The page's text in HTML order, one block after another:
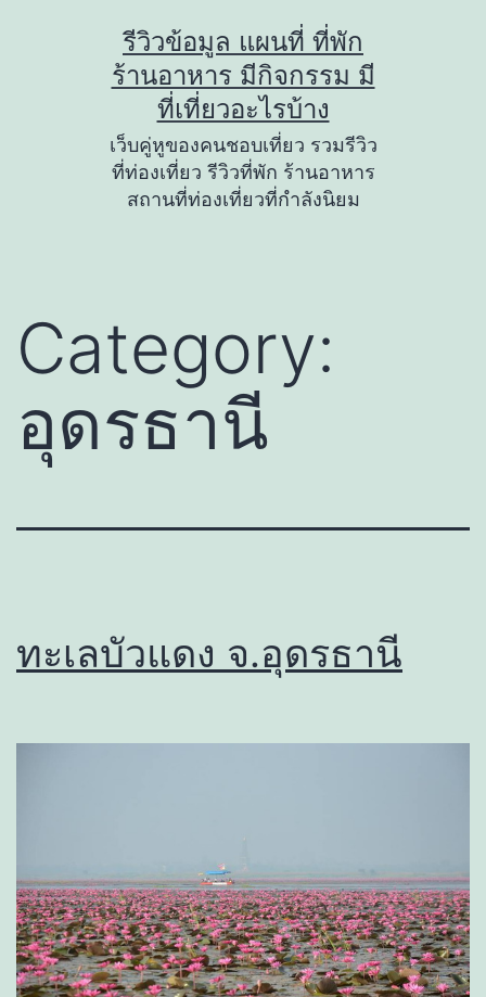
รีวิวข้อมูล แผนที่ ที่พัก
ร้านอาหาร มีกิจกรรม มี
ที่เที่ยวอะไรบ้าง
เว็บคู่หูของคนชอบเที่ยว รวมรีวิว
ที่ท่องเที่ยว รีวิวที่พัก ร้านอาหาร
สถานที่ท่องเที่ยวที่กำลังนิยม
Category:
อุดรธานี
ทะเลบัวแดง จ.อุดรธานี